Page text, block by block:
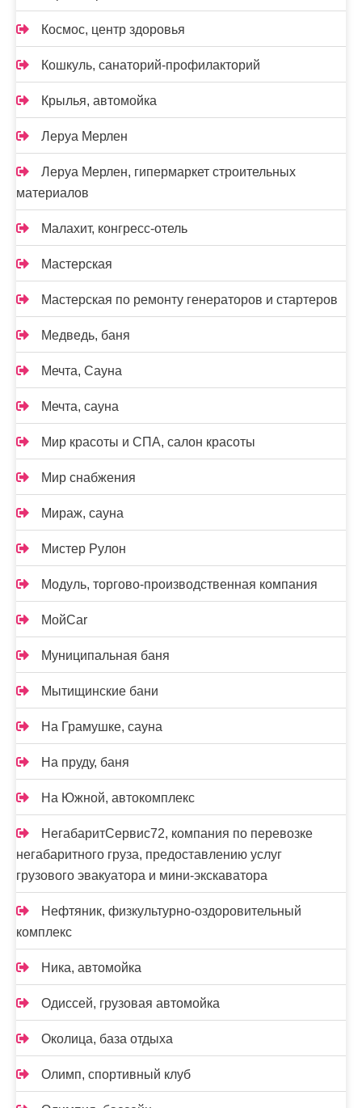
Космос, центр здоровья
Кошкуль, санаторий-профилакторий
Крылья, автомойка
Леруа Мерлен
Леруа Мерлен, гипермаркет строительных
материалов
Малахит, конгресс-отель
Мастерская
Мастерская по ремонту генераторов и стартеров
Медведь, баня
Мечта, Сауна
Мечта, сауна
Мир красоты и СПА, салон красоты
Мир снабжения
Мираж, сауна
Мистер Рулон
Модуль, торгово-производственная компания
МойCar
Муниципальная баня
Мытищинские бани
На Грамушке, сауна
На пруду, баня
На Южной, автокомплекс
НегабаритСервис72, компания по перевозке
негабаритного груза, предоставлению услуг
грузового эвакуатора и мини-экскаватора
Нефтяник, физкультурно-оздоровительный
комплекс
Ника, автомойка
Одиссей, грузовая автомойка
Околица, база отдыха
Олимп, спортивный клуб